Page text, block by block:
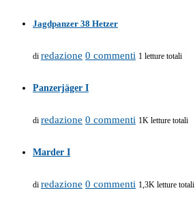
Jagdpanzer 38 Hetzer
di redazione 0 commenti 1 letture totali
Panzerjäger I
di redazione 0 commenti 1K letture totali
Marder I
di redazione 0 commenti 1,3K letture totali